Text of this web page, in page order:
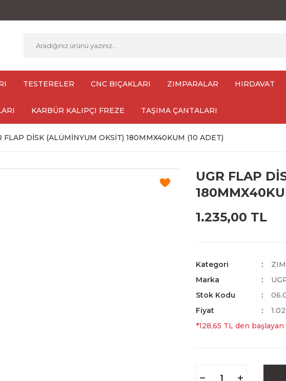
TESTERELER CNC BIÇAKLARI ZIMPARALAR HIRDAVAT
KARBÜR KALIPÇI FREZE TAŞIMA ÇANTALARI
FLAP DİSK (ALÜMİNYUM OKSİT) 180MMX40KUM (10 ADET)
UGR FLAP
1.235,00 TL
Kategori
Marka
Stok Kodu
Fiyat
*128,65 TL den